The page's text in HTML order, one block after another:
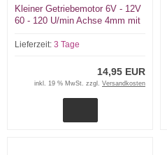
Kleiner Getriebemotor 6V - 12V
60 - 120 U/min Achse 4mm mit
Lieferzeit: 3 Tage
14,95 EUR
inkl. 19 % MwSt. zzgl. Versandkosten